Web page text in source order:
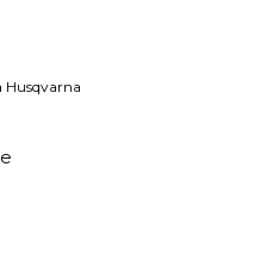
Husqvarna